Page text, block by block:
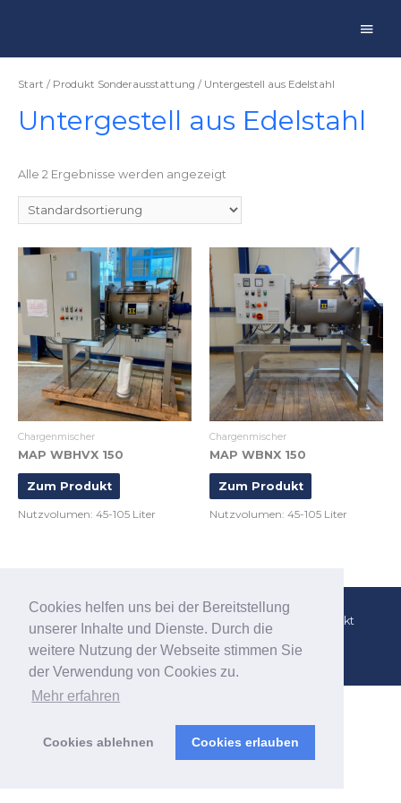
Cookies helfen uns bei der Bereitstellung
unserer Inhalte und Dienste. Durch die
weitere Nutzung der Webseite stimmen Sie
der Verwendung von Cookies zu.
Mehr erfahren
Cookies ablehnen Cookies erlauben
Main
Start / Produkt Sonderausstattung / Untergestell aus Edelstahl
Untergestell aus Edelstahl
Alle 2 Ergebnisse werden angezeigt
Chargenmischer
MAP WBHVX 150
Zum Produkt
Nutzvolumen: 45-105 Liter
Chargenmischer
MAP WBNX 150
Zum Produkt
Nutzvolumen: 45-105 Liter
Impressum Datenschutzerklärung Kontakt
© 2026Mischerboerse.de